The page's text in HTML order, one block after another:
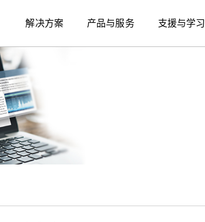
解决方案 产品与服务 支援与学习